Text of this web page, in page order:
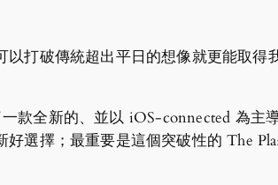
打破傳統超出平日的想像就更能取
款全新的、並以 iOS-connected 為
選擇；最重要是這個突破性的 The